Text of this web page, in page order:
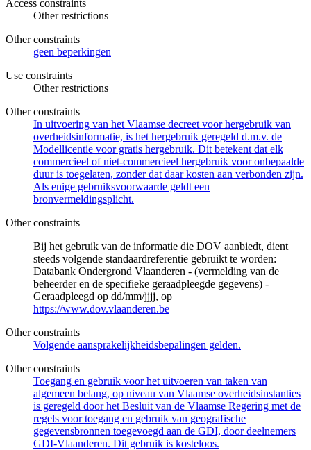
Access constraints
Other restrictions
Other constraints
geen beperkingen
Use constraints
Other restrictions
Other constraints
In uitvoering van het Vlaamse decreet voor hergebruik van
overheidsinformatie, is het hergebruik geregeld d.m.v. de
Modellicentie voor gratis hergebruik. Dit betekent dat elk
commercieel of niet-commercieel hergebruik voor onbepaalde
duur is toegelaten, zonder dat daar kosten aan verbonden zijn.
Als enige gebruiksvoorwaarde geldt een
bronvermeldingsplicht.
Other constraints
Bij het gebruik van de informatie die DOV aanbiedt, dient
steeds volgende standaardreferentie gebruikt te worden:
Databank Ondergrond Vlaanderen - (vermelding van de
beheerder en de specifieke geraadpleegde gegevens) -
Geraadpleegd op dd/mm/jjjj, op
https://www.dov.vlaanderen.be
Other constraints
Volgende aansprakelijkheidsbepalingen gelden.
Other constraints
Toegang en gebruik voor het uitvoeren van taken van
algemeen belang, op niveau van Vlaamse overheidsinstanties
is geregeld door het Besluit van de Vlaamse Regering met de
regels voor toegang en gebruik van geografische
gegevensbronnen toegevoegd aan de GDI, door deelnemers
GDI-Vlaanderen. Dit gebruik is kosteloos.